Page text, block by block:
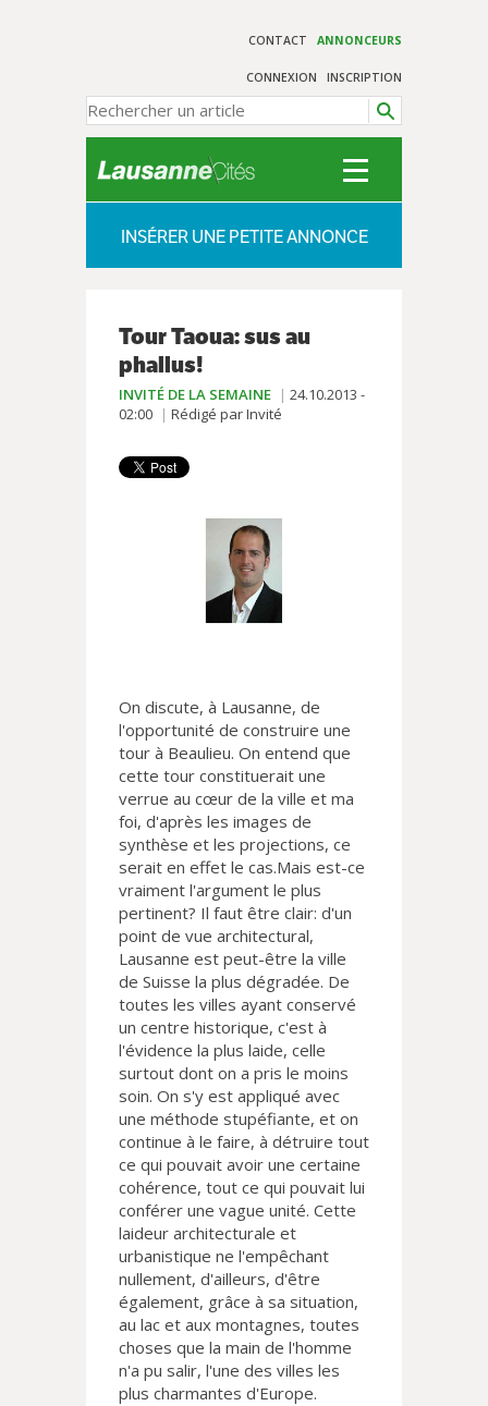
CONTACT ANNONCEURS
CONNEXION INSCRIPTION
INSÉRER UNE PETITE ANNONCE
Tour Taoua: sus au
phallus!
INVITÉ DE LA SEMAINE
24.10.2013 -
02:00
Rédigé par Invité
On discute, à Lausanne, de
l'opportunité de construire une
tour à Beaulieu. On entend que
cette tour constituerait une
verrue au cœur de la ville et ma
foi, d'après les images de
synthèse et les projections, ce
serait en effet le cas.Mais est-ce
vraiment l'argument le plus
pertinent? Il faut être clair: d'un
point de vue architectural,
Lausanne est peut-être la ville
de Suisse la plus dégradée. De
toutes les villes ayant conservé
un centre historique, c'est à
l'évidence la plus laide, celle
surtout dont on a pris le moins
soin. On s'y est appliqué avec
une méthode stupéfiante, et on
continue à le faire, à détruire tout
ce qui pouvait avoir une certaine
cohérence, tout ce qui pouvait lui
conférer une vague unité. Cette
laideur architecturale et
urbanistique ne l'empêchant
nullement, d'ailleurs, d'être
également, grâce à sa situation,
au lac et aux montagnes, toutes
choses que la main de l'homme
n'a pu salir, l'une des villes les
plus charmantes d'Europe.